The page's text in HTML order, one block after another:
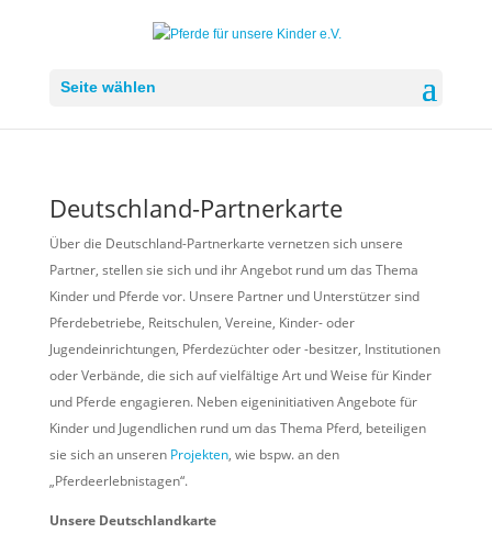
Seite wählen
Deutschland-Partnerkarte
Über die Deutschland-Partnerkarte vernetzen sich unsere
Partner, stellen sie sich und ihr Angebot rund um das Thema
Kinder und Pferde vor. Unsere Partner und Unterstützer sind
Pferdebetriebe, Reitschulen, Vereine, Kinder- oder
Jugendeinrichtungen, Pferdezüchter oder -besitzer, Institutionen
oder Verbände, die sich auf vielfältige Art und Weise für Kinder
und Pferde engagieren. Neben eigeninitiativen Angebote für
Kinder und Jugendlichen rund um das Thema Pferd, beteiligen
sie sich an unseren Projekten, wie bspw. an den
„Pferdeerlebnistagen“.
Unsere Deutschlandkarte